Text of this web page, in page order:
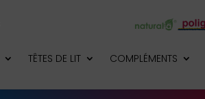
TÊTES DE LIT COMPLÉMENTS